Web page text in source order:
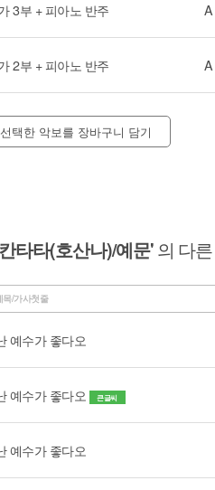
3부 + 피아노 반주
2부 + 피아노 반주
선택한 악보를 장바구니 담기
타타(호산나)/예문'의 다
목/가사첫줄
예수가 좋다오
예수가 좋다오 큰글씨
예수가 좋다오